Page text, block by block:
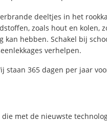
deeltjes in het
zoals hout en kolen,
hebben. Schakel bij
verhelpen.
staan 365 dagen per jaar
met de nieuwste